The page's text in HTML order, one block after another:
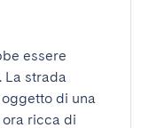
essere
La strada
di una
ricca di